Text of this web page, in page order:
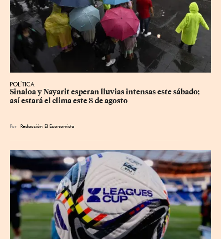
POLÍTICA
Sinaloa y Nayarit esperan lluvias intensas este sábado;
así estará el clima este 8 de agosto
Por Redacción El Economista